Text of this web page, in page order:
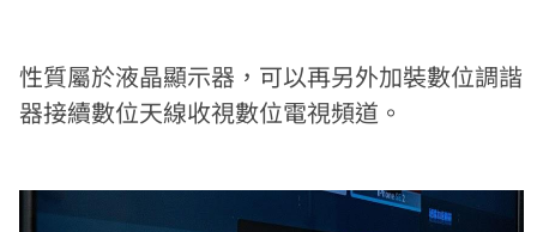
性質屬於液晶顯示器，可以再另外加裝數位調諧
器接續數位天線收視數位電視頻道。